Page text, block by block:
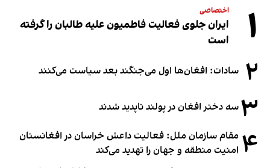
۱ اختصاصی
ایران جلوی فعالیت فاطمیون علیه طالبان را گرفته
است
۲ سادات: افغان‌ها اول می‌جنگند بعد سیاست می‌کنند
۳سه دختر افغان در پولند ناپدید شدند
۴ مقام سازمان ملل: فعالیت داعش خراسان در افغانستان
امنیت منطقه و جهان را تهدید می‌کند